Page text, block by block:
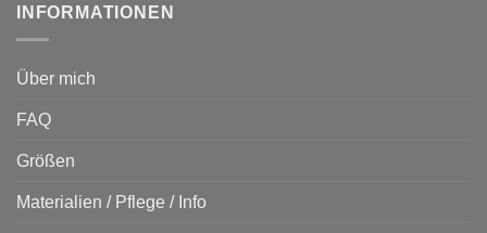
INFORMATIONEN
Über mich
FAQ
Größen
Materialien / Pflege / Info